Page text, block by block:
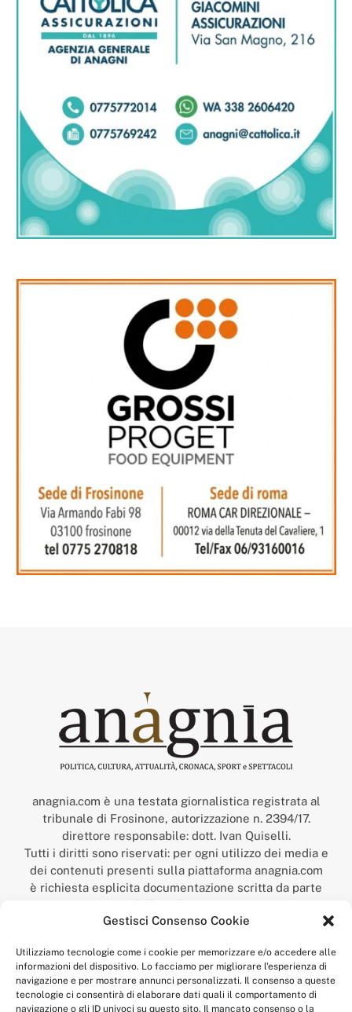
Gestisci Consenso Cookie
Utilizziamo tecnologie come i cookie per memorizzare e/o accedere alle
informazioni del dispositivo. Lo facciamo per migliorare l'esperienza di
navigazione e per mostrare annunci personalizzati. Il consenso a queste
tecnologie ci consentirà di elaborare dati quali il comportamento di
navigazione o gli ID univoci su questo sito. Il mancato consenso o la
anagnia.com è una testata giornalistica registrata al
tribunale di Frosinone, autorizzazione n. 2394/17.
direttore responsabile: dott. Ivan Quiselli.
Tutti i diritti sono riservati: per ogni utilizzo dei media e
dei contenuti presenti sulla piattaforma anagnia.com
è richiesta esplicita documentazione scritta da parte
della redazione.
“Anagnia” è un marchio registrato presso l’Ufficio Italiano
Economico,
num. registrazione: 302017000014044 del 9 febbraio 2017.
Per contatti:redazione@anagnia.com